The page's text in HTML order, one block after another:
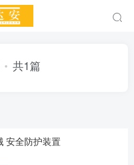
共1篇
锻压机械 安全防护装置